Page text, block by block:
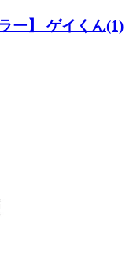
ー】 ゲイくん(1)